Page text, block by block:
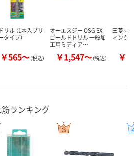
リル （1本入ブリ
タイプ）
￥565～（税込）
オーエスジー OSG EX
ゴールドドリル 一般加
工用ミディア…
￥1,547～（税込）
三菱マ
ィング
￥
ランキング